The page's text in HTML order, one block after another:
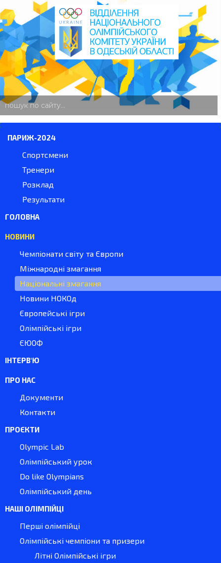
пошук
по
ПАРИЖ-2024
Спортсмени
Тренери
Розклад
Результати
ГОЛОВНА
НОВИНИ
Чемпіонати світу та Європи
Міжнародні змагання
Національні змагання
Новини НОКОд
Європейські ігри
Олімпійські ігри
ЄЮОФ
ІНТЕРВ'Ю
ПРО НАС
Документи
Контакти
ПРОЄКТИ
Olympic Lab
Олімпійський урок
Do like Olympians
Олімпійський день
НАШІ ОЛІМПІЙЦІ
Перші олімпійці
Олімпійські чемпіони та призери
Літні Олімпійські ігри